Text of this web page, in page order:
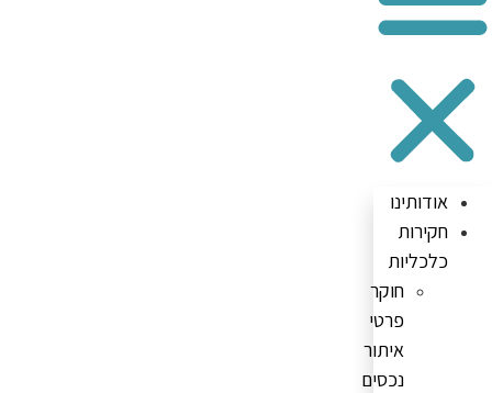
אודותינו
חקירות
כלכליות
חוקר
פרטי
איתור
נכסים